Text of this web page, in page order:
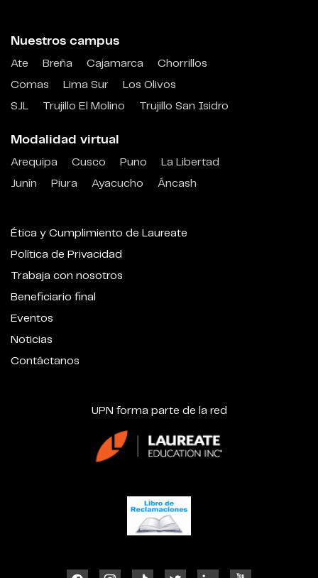
Nuestros campus
Ate Breña Cajamarca
Chorrillos
Comas
Lima Sur
Los Olivos
SJL
Trujillo El Molino Trujillo San Isidro
Modalidad virtual
Arequipa Cusco Puno
La Libertad
Junín
Piura Ayacucho Áncash
Ética y Cumplimiento de Laureate
Política de Privacidad
Trabaja con nosotros
Beneficiario final
Eventos
Noticias
Contáctanos
UPN forma parte de la red